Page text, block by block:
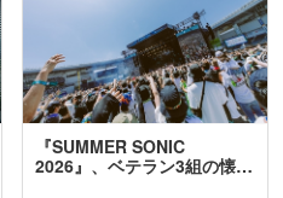
『SUMMER SONIC
2026』、ベテラン3組の懐…